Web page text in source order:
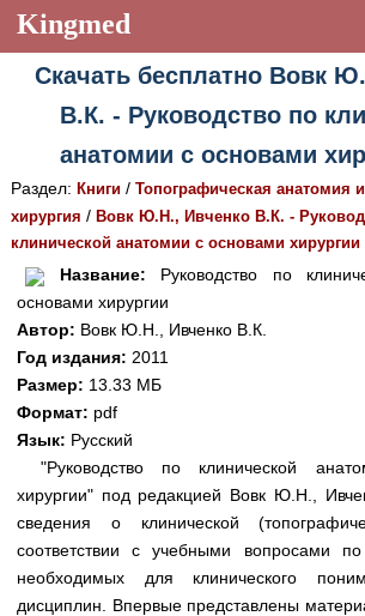
Kingmed
Учебный материал
Видеогалерея 899
Истории болезней 1268
Лекции и презентации 2474
Аккредитационные тесты
Методические рекомендации
Научно-популярное
Статьи
Новости (244)
Медицинская стандартизация
Нормативы экстренной и
Восстановить пароль
Регистрация
Скачать бесплатно Вовк
В.К. - Руководство по
анатомии с основами
Раздел: Книги/ Топографическая анатомия
хирургия / Вовк Ю.Н., Ивченко В.К. -
клинической анатомии с основами хирургии
Название: Руководство по
основами хирургии
Автор: Вовк Ю.Н., Ивченко В.К.
Год издания: 2011
Размер: 13.33 МБ
Формат: pdf
Язык: Русский
"Руководство по клинической
хирургии" под редакцией Вовк Ю.Н.,
сведения о клинической
соответствии с учебными вопросами
необходимых для клинического
дисциплин. Впервые представлены